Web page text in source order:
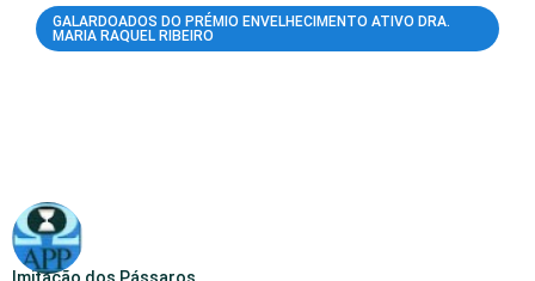
GALARDOADOS DO PRÉMIO ENVELHECIMENTO ATIVO DRA.
MARIA RAQUEL RIBEIRO